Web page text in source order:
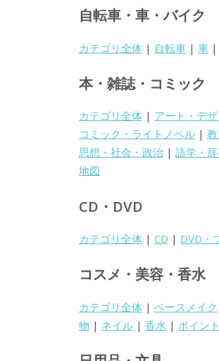
自転車・車・バイク
カテゴリ全体 | 自転車 | 車 |
本・雑誌・コミック
カテゴリ全体 | アート・デ
コミック・ライトノベル |
思想・社会・政治 | 語学・
地図
CD・DVD
カテゴリ全体 | CD | DVD・
コスメ・美容・香水
カテゴリ全体 | ベースメイク
物 | ネイル | 香水 | ポイン